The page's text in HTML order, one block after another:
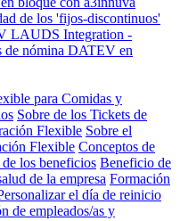
de los 'fijos-discontinuos'
LAUDS Integration -
de nómina DATEV en
para Comidas y
Sobre de los Tickets de
Flexible Sobre el
Flexible Conceptos de
los beneficios Beneficio de
de la empresa Formación
el día de reinicio
de empleados/as y